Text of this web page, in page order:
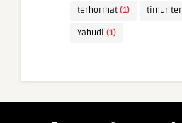
terhormat (1) timur
Yahudi (1)